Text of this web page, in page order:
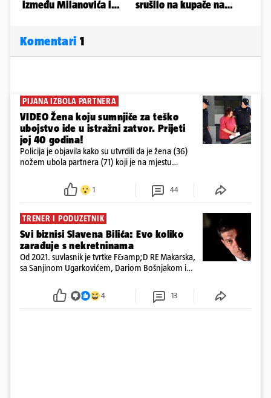
Komentari 1
PIJANA IZBOLA PARTNERA
VIDEO Žena koju sumnjiče za teško
ubojstvo ide u istražni zatvor. Prijeti
joj 40 godina!
Policija je objavila kako su utvrdili da je žena (36)
nožem ubola partnera (71) koji je na mjestu
ispitali i poslali u istražni zatvor
1 44
TRENER I PODUZETNIK
Svi biznisi Slavena Bilića: Evo koliko
zarađuje s nekretninama
Od 2021. suvlasnik je tvrtke F&amp;D RE Makarska,
sa Sanjinom Ugarkovićem, Dariom Bošnjakom i
poslovanje nekretninama, a od osnutka nema
zaposlenih
4 13